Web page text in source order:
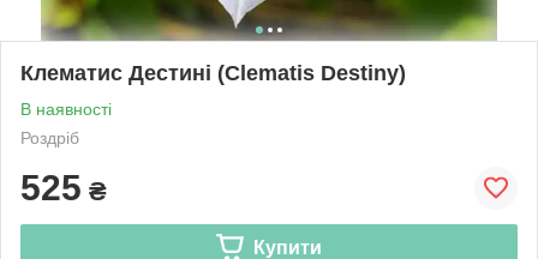
Клематис Дестині (Clematis Destiny)
В наявності
Роздріб
525 ₴
Купити